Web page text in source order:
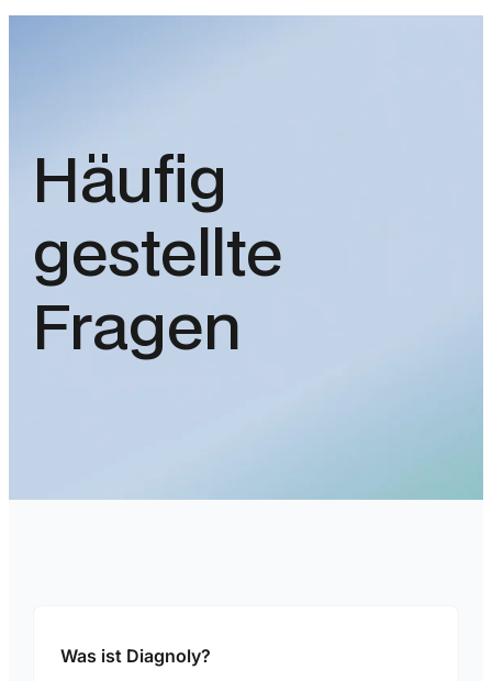
Häufig
gestellte
Fragen
Was ist Diagnoly?